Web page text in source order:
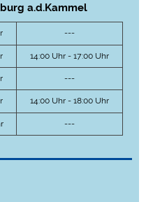
a.d.Kammel
---
14:00 Uhr - 17:00 Uhr
---
14:00 Uhr - 18:00 Uhr
---